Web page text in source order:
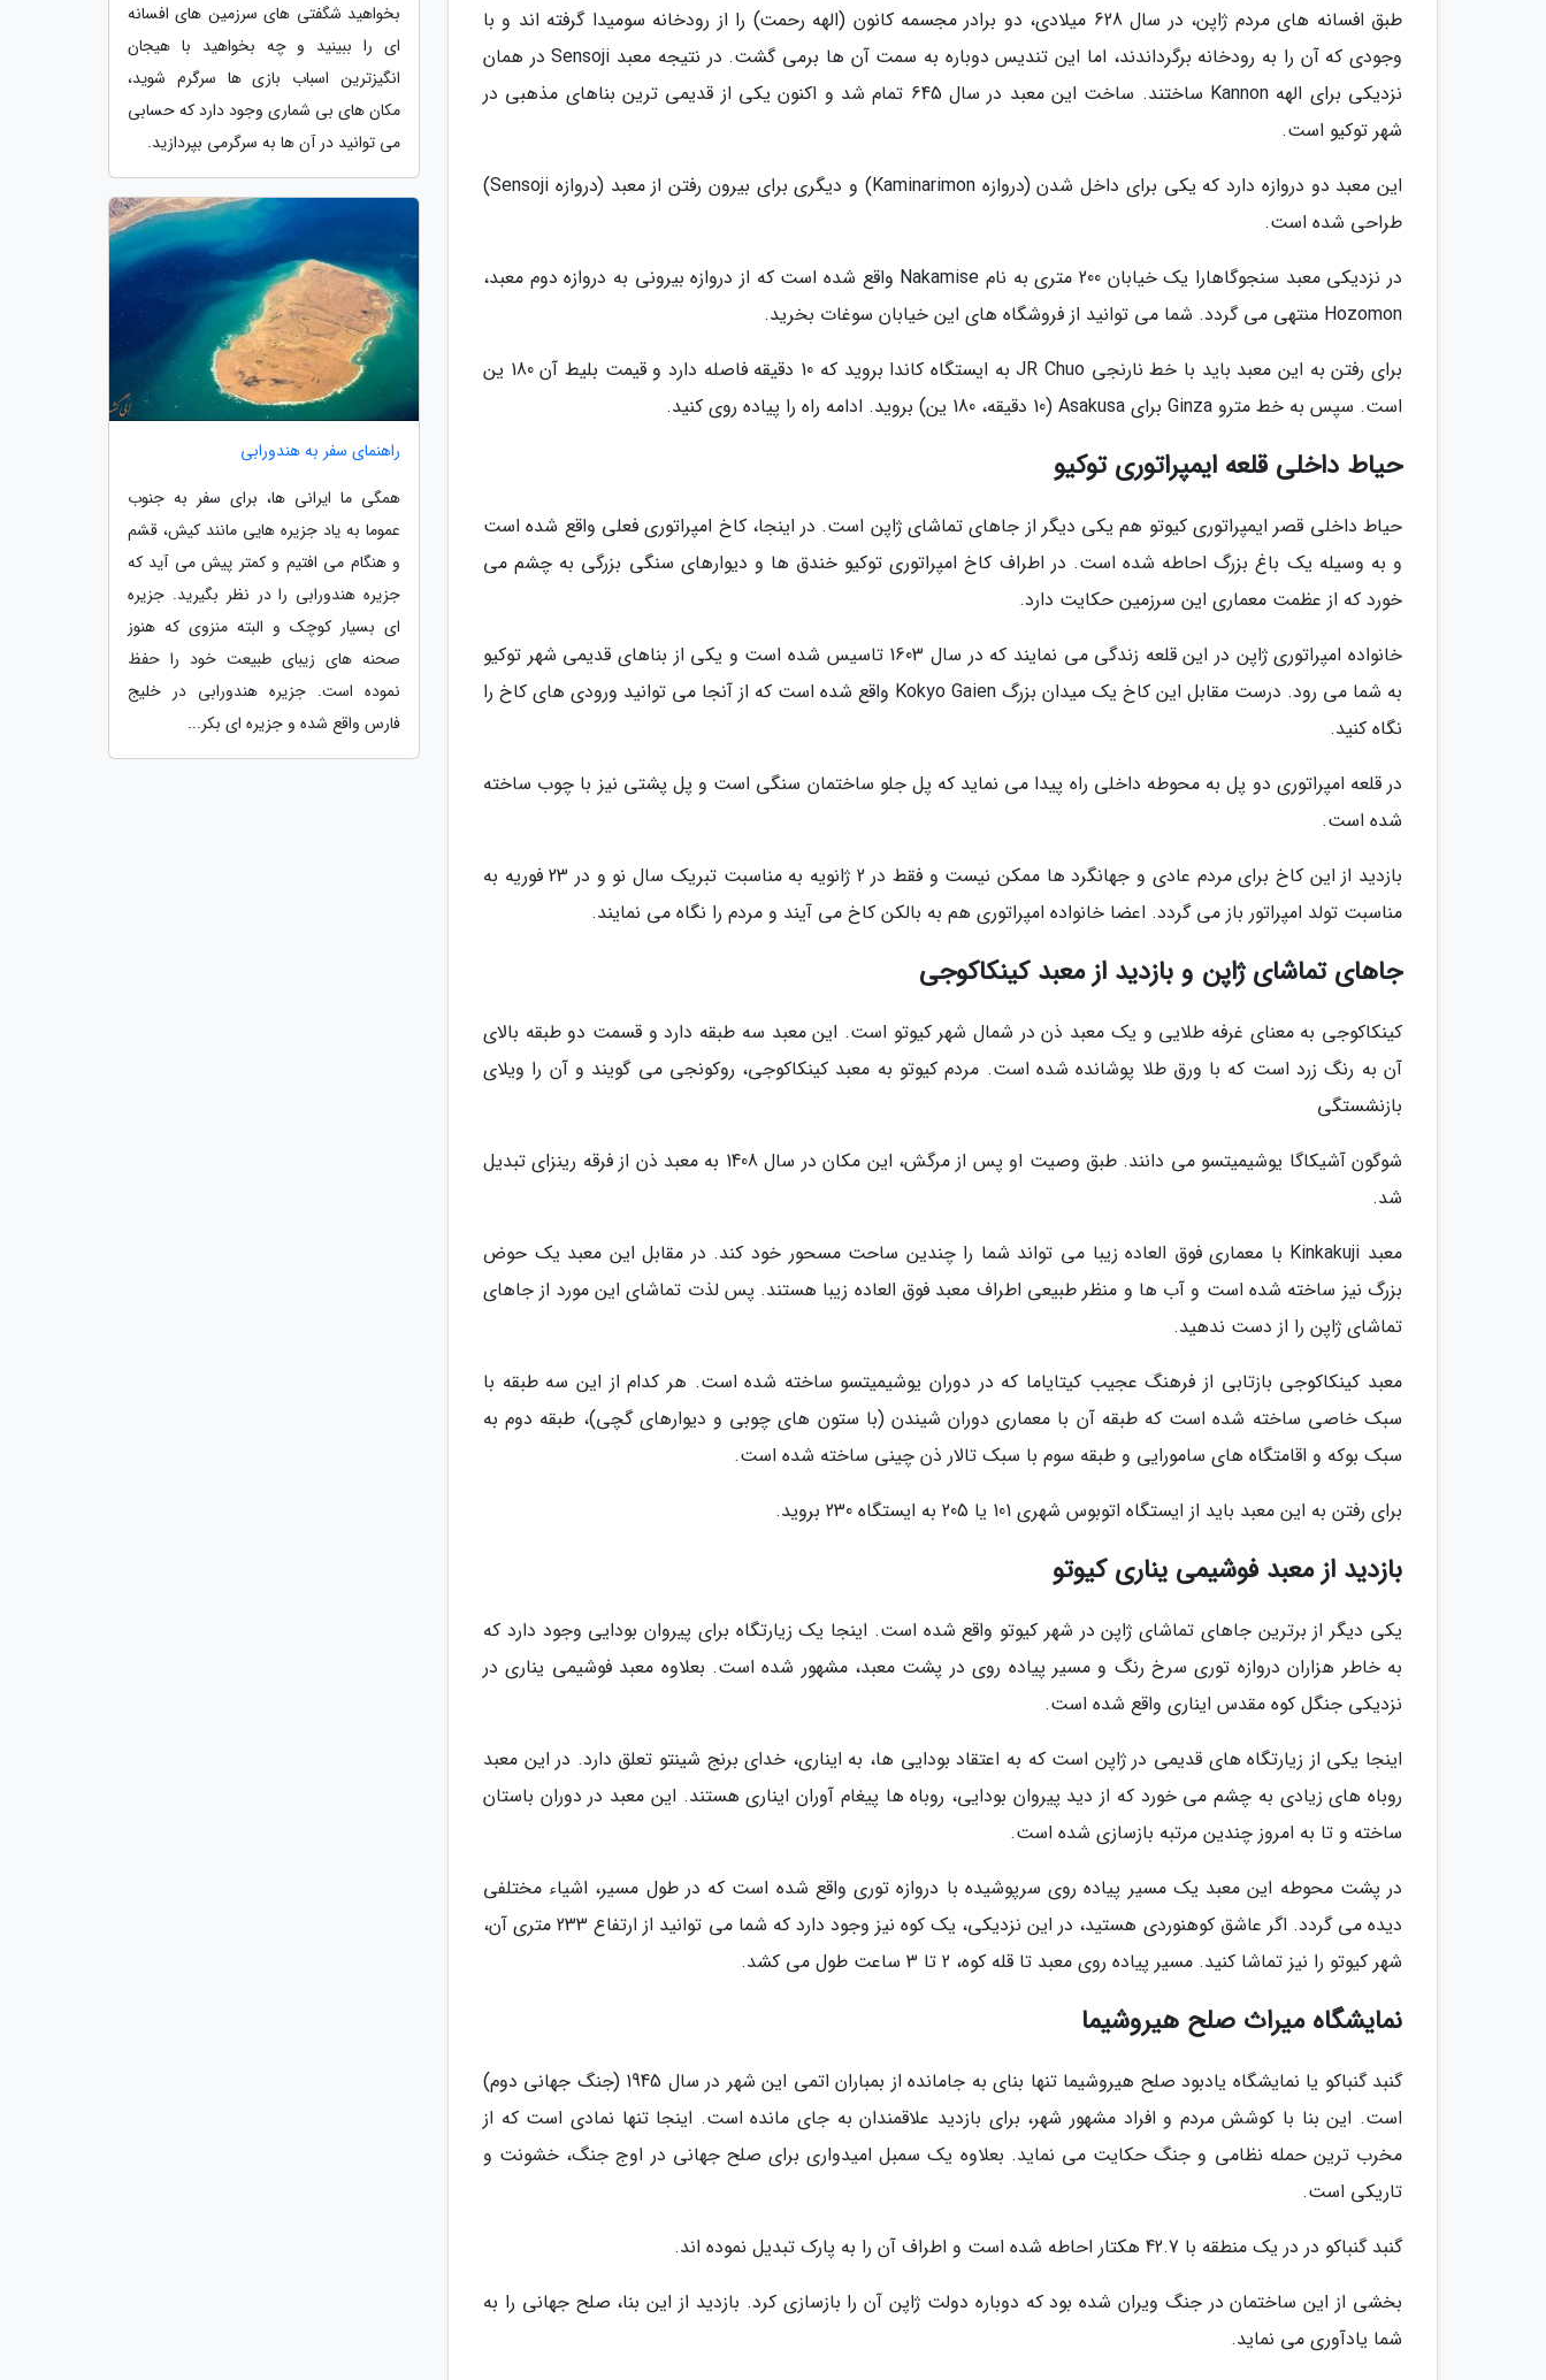
طبق افسانه های مردم ژاپن، در سال 628 میلادی، دو برادر مجسمه کانون (الهه رحمت) را از رودخانه سومیدا گرفته اند و با
وجودی که آن را به رودخانه برگرداندند، اما این تندیس دوباره به سمت آن ها برمی گشت. در نتیجه معبد Sensoji در همان
نزدیکی برای الهه Kannon ساختند. ساخت این معبد در سال 645 تمام شد و اکنون یکی از قدیمی ترین بناهای مذهبی در
شهر توکیو است.
این معبد دو دروازه دارد که یکی برای داخل شدن (دروازه Kaminarimon) و دیگری برای بیرون رفتن از معبد (دروازه Sensoji)
طراحی شده است.
در نزدیکی معبد سنجوگاهارا یک خیابان 200 متری به نام Nakamise واقع شده است که از دروازه بیرونی به دروازه دوم معبد،
Hozomon منتهی می گردد. شما می توانید از فروشگاه های این خیابان سوغات بخرید.
برای رفتن به این معبد باید با خط نارنجی JR Chuo به ایستگاه کاندا بروید که 10 دقیقه فاصله دارد و قیمت بلیط آن 180 ین
است. سپس به خط مترو Ginza برای Asakusa (10 دقیقه، 180 ین) بروید. ادامه راه را پیاده روی کنید.
حیاط داخلی قلعه ایمپراتوری توکیو
حیاط داخلی قصر ایمپراتوری کیوتو هم یکی دیگر از جاهای تماشای ژاپن است. در اینجا، کاخ امپراتوری فعلی واقع شده است
و به وسیله یک باغ بزرگ احاطه شده است. در اطراف کاخ امپراتوری توکیو خندق ها و دیوارهای سنگی بزرگی به چشم می
خورد که از عظمت معماری این سرزمین حکایت دارد.
خانواده امپراتوری ژاپن در این قلعه زندگی می نمایند که در سال 1603 تاسیس شده است و یکی از بناهای قدیمی شهر توکیو
به شما می رود. درست مقابل این کاخ یک میدان بزرگ Kokyo Gaien واقع شده است که از آنجا می توانید ورودی های کاخ را
نگاه کنید.
در قلعه امپراتوری دو پل به محوطه داخلی راه پیدا می نماید که پل جلو ساختمان سنگی است و پل پشتی نیز با چوب ساخته
شده است.
بازدید از این کاخ برای مردم عادی و جهانگرد ها ممکن نیست و فقط در 2 ژانویه به مناسبت تبریک سال نو و در 23 فوریه به
مناسبت تولد امپراتور باز می گردد. اعضا خانواده امپراتوری هم به بالکن کاخ می آیند و مردم را نگاه می نمایند.
جاهای تماشای ژاپن و بازدید از معبد کینکاکوجی
کینکاکوجی به معنای غرفه طلایی و یک معبد ذن در شمال شهر کیوتو است. این معبد سه طبقه دارد و قسمت دو طبقه بالای
آن به رنگ زرد است که با ورق طلا پوشانده شده است. مردم کیوتو به معبد کینکاکوجی، روکونجی می گویند و آن را ویلای
بازنشستگی
شوگون آشیکاگا یوشیمیتسو می دانند. طبق وصیت او پس از مرگش، این مکان در سال 1408 به معبد ذن از فرقه رینزای تبدیل
شد.
معبد Kinkakuji با معماری فوق العاده زیبا می تواند شما را چندین ساحت مسحور خود کند. در مقابل این معبد یک حوض
بزرگ نیز ساخته شده است و آب ها و منظر طبیعی اطراف معبد فوق العاده زیبا هستند. پس لذت تماشای این مورد از جاهای
تماشای ژاپن را از دست ندهید.
معبد کینکاکوجی بازتابی از فرهنگ عجیب کیتایاما که در دوران یوشیمیتسو ساخته شده است. هر کدام از این سه طبقه با
سبک خاصی ساخته شده است که طبقه آن با معماری دوران شیندن (با ستون های چوبی و دیوارهای گچی)، طبقه دوم به
سبک بوکه و اقامتگاه های سامورایی و طبقه سوم با سبک تالار ذن چینی ساخته شده است.
برای رفتن به این معبد باید از ایستگاه اتوبوس شهری 101 یا 205 به ایستگاه 230 بروید.
بازدید از معبد فوشیمی یناری کیوتو
یکی دیگر از برترین جاهای تماشای ژاپن در شهر کیوتو واقع شده است. اینجا یک زیارتگاه برای پیروان بودایی وجود دارد که
به خاطر هزاران دروازه توری سرخ رنگ و مسیر پیاده روی در پشت معبد، مشهور شده است. بعلاوه معبد فوشیمی یناری در
نزدیکی جنگل کوه مقدس ایناری واقع شده است.
اینجا یکی از زیارتگاه های قدیمی در ژاپن است که به اعتقاد بودایی ها، به ایناری، خدای برنج شینتو تعلق دارد. در این معبد
روباه های زیادی به چشم می خورد که از دید پیروان بودایی، روباه ها پیغام آوران ایناری هستند. این معبد در دوران باستان
ساخته و تا به امروز چندین مرتبه بازسازی شده است.
در پشت محوطه این معبد یک مسیر پیاده روی سرپوشیده با دروازه توری واقع شده است که در طول مسیر، اشیاء مختلفی
دیده می گردد. اگر عاشق کوهنوردی هستید، در این نزدیکی، یک کوه نیز وجود دارد که شما می توانید از ارتفاع 233 متری آن،
شهر کیوتو را نیز تماشا کنید. مسیر پیاده روی معبد تا قله کوه، 2 تا 3 ساعت طول می کشد.
نمایشگاه میراث صلح هیروشیما
گنبد گنباکو یا نمایشگاه یادبود صلح هیروشیما تنها بنای به جامانده از بمباران اتمی این شهر در سال 1945 (جنگ جهانی دوم)
است. این بنا با کوشش مردم و افراد مشهور شهر، برای بازدید علاقمندان به جای مانده است. اینجا تنها نمادی است که از
مخرب ترین حمله نظامی و جنگ حکایت می نماید. بعلاوه یک سمبل امیدواری برای صلح جهانی در اوج جنگ، خشونت و
تاریکی است.
گنبد گنباکو در در یک منطقه با 42.7 هکتار احاطه شده است و اطراف آن را به پارک تبدیل نموده اند.
بخشی از این ساختمان در جنگ ویران شده بود که دوباره دولت ژاپن آن را بازسازی کرد. بازدید از این بنا، صلح جهانی را به
شما یادآوری می نماید.
بخواهید شگفتی های سرزمین های افسانه
ای را ببینید و چه بخواهید با هیجان
انگیزترین اسباب بازی ها سرگرم شوید،
مکان های بی شماری وجود دارد که حسابی
می توانید در آن ها به سرگرمی بپردازید.
راهنمای سفر به هندورابی
همگی ما ایرانی ها، برای سفر به جنوب
عموما به یاد جزیره هایی مانند کیش، قشم
و هنگام می افتیم و کمتر پیش می آید که
جزیره هندورابی را در نظر بگیرید. جزیره
ای بسیار کوچک و البته منزوی که هنوز
صحنه های زیبای طبیعت خود را حفظ
نموده است. جزیره هندورابی در خلیج
فارس واقع شده و جزیره ای بکر...